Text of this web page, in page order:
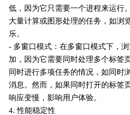
低，因为它只需要一个进程来运行
大量计算或图形处理的任务，如浏
乐。
- 多窗口模式：在多窗口模式下，
加，因为它需要同时处理多个标签
同时进行多项任务的情况，如同时
消息。然而，如果同时打开的标签
响应变慢，影响用户体验。
4. 性能稳定性